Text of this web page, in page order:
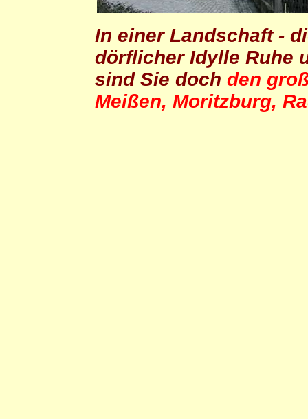
In einer Landschaft -
dörflicher Idylle Ruhe
sind Sie doch den
Meißen, Moritzburg,